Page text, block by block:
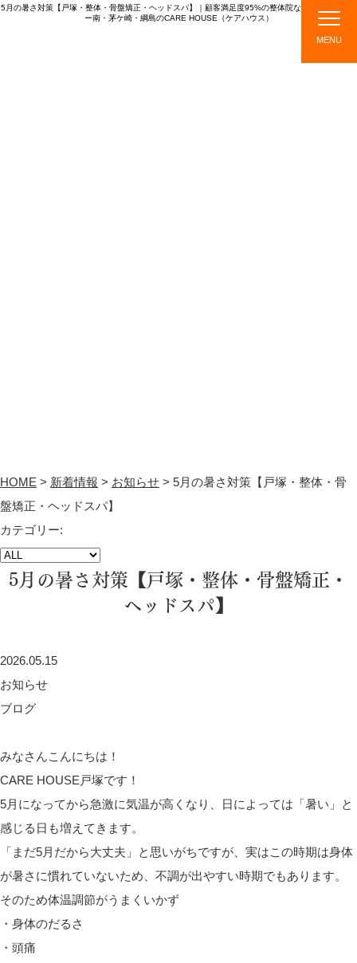
5月の暑さ対策【戸塚・整体・骨盤矯正・ヘッドスパ】｜顧客満足度95%の整体院なら戸塚・センタ
ー南・茅ケ崎・綱島のCARE HOUSE（ケアハウス）
MENU
HOME > 新着情報 > お知らせ > 5月の暑さ対策【戸塚・整体・骨
盤矯正・ヘッドスパ】
カテゴリー:
5月の暑さ対策【戸塚・整体・骨盤矯正・
ヘッドスパ】
2026.05.15
お知らせ
ブログ
みなさんこんにちは！
CARE HOUSE戸塚です！
5月になってから急激に気温が高くなり、日によっては「暑い」と
感じる日も増えてきます。
「まだ5月だから大丈夫」と思いがちですが、実はこの時期は身体
が暑さに慣れていないため、不調が出やすい時期でもあります。
そのため体温調節がうまくいかず
・身体のだるさ
・頭痛